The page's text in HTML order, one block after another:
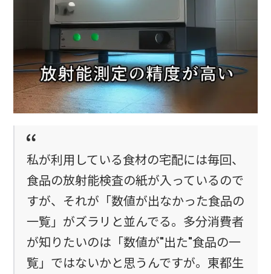
私が利用している食材の宅配には毎回、
食品の放射能検査の紙が入っているので
すが、それが「数値が出なかった食品の
一覧」がズラリと並んでる。多分消費者
が知りたいのは「数値が"出た"食品の一
覧」ではないかと思うんですが。東都生